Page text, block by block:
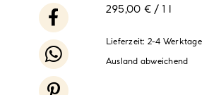
295,00 € / 1 l
Lieferzeit: 2-4 Werktage
Ausland abweichend